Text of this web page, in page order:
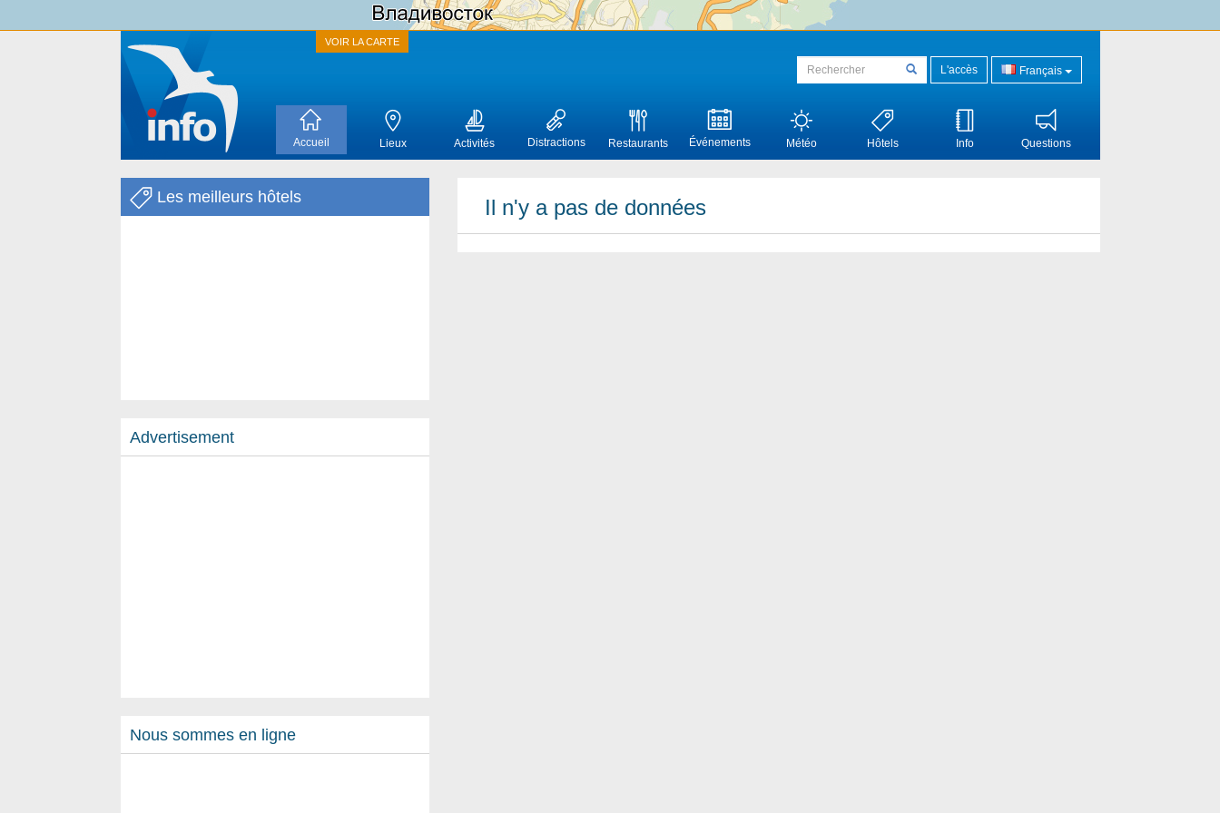
VOIR LA CARTE
L'accès Français
Accueil Lieux Activités Distractions Restaurants Événements Météo Hôtels Info Questions
Les meilleurs hôtels
Advertisement
Nous sommes en ligne
Il n'y a pas de données